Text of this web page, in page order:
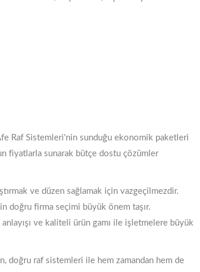
Raf Sistemleri'nin sunduğu ekonomik paketleri
fiyatlarla sunarak bütçe dostu çözümler
ve düzen sağlamak için vazgeçilmezdir.
doğru firma seçimi büyük önem taşır.
ve kaliteli ürün gamı ile işletmelere büyük
doğru raf sistemleri ile hem zamandan hem de